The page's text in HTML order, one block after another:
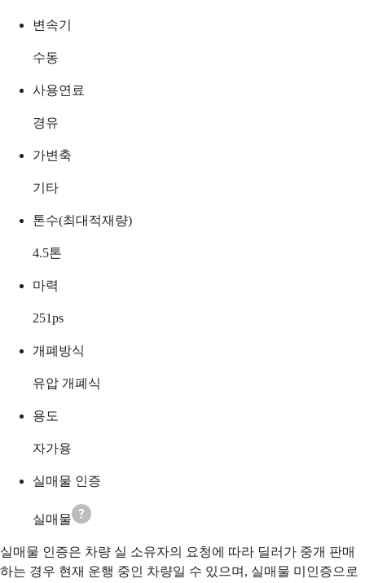
변속기
수동
사용연료
경유
가변축
기타
톤수(최대적재량)
4.5톤
마력
251ps
개폐방식
유압 개폐식
용도
자가용
실매물 인증
실매물
실매물 인증은 차량 실 소유자의 요청에 따라 딜러가 중개 판매
하는 경우 현재 운행 중인 차량일 수 있으며, 실매물 미인증으로